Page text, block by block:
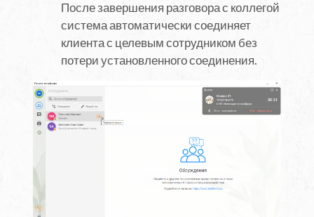
После завершения разговора с коллегой
система автоматически соединяет
клиента с целевым сотрудником без
потери установленного соединения.